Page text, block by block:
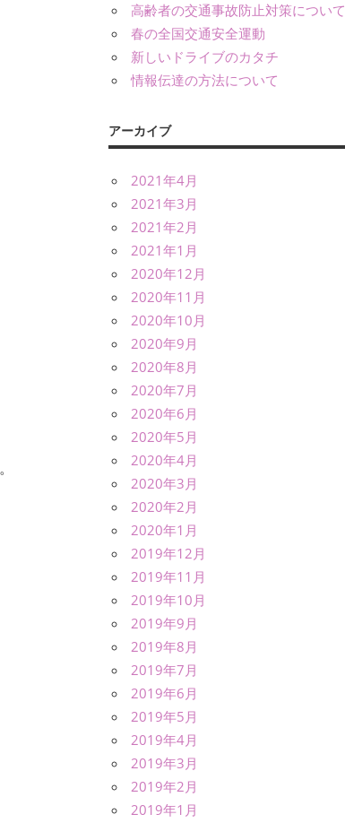
高齢者の交通事故防止対策について
春の全国交通安全運動
新しいドライブのカタチ
情報伝達の方法について
アーカイブ
2021年4月
2021年3月
2021年2月
2021年1月
2020年12月
2020年11月
2020年10月
2020年9月
2020年8月
2020年7月
2020年6月
2020年5月
2020年4月
2020年3月
2020年2月
2020年1月
2019年12月
2019年11月
2019年10月
2019年9月
2019年8月
2019年7月
2019年6月
2019年5月
2019年4月
2019年3月
2019年2月
2019年1月